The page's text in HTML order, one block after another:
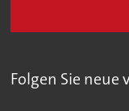
Folgen Sie neue